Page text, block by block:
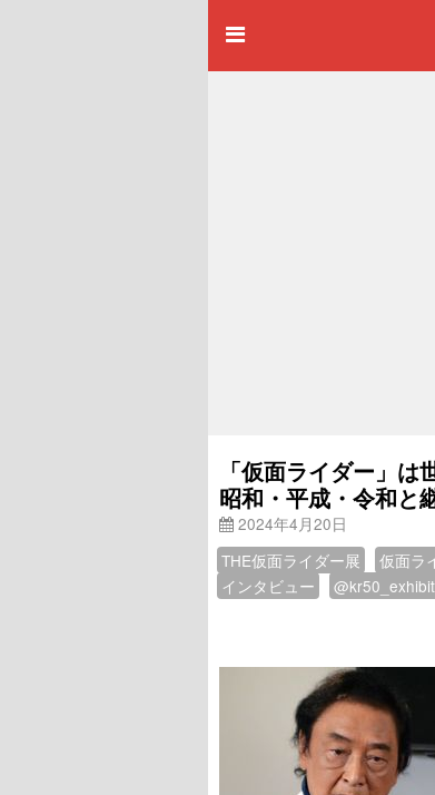
「仮面ライダー」は
昭和・平成・令和と
2024年4月20日
THE仮面ライダー展
仮面ラ
インタビュー